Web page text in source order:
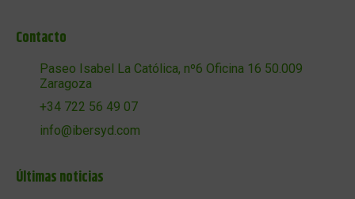
Contacto
Paseo Isabel La Católica, nº6 Oficina 16 50.009
Zaragoza
+34 722 56 49 07
info@ibersyd.com
Últimas noticias